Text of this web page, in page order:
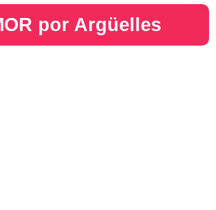
por Argüelles​